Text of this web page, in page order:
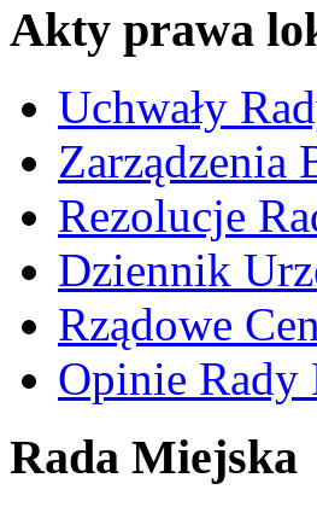
Akty prawa
Uchwały
Zarządzenia
Rezolucje
Dziennik
Rządowe
Opinie Rady
Rada Miejska